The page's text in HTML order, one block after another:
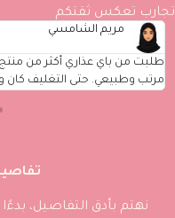
تجارب تعكس ثقتكم
مريم الشامسي
طلبت من باي عذاري أكثر من
مرتب وطبيعي. حتى التغليف كان
نهتم بأدق التفاصيل،